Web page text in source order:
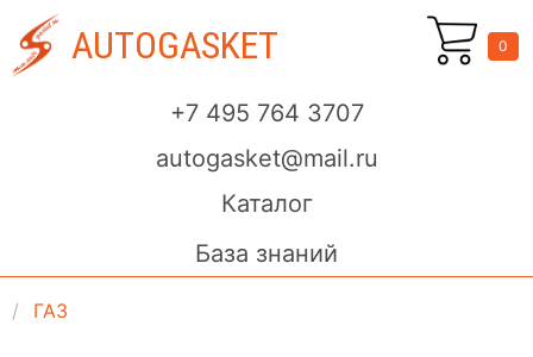
AUTOGASKET
+7 495 764 3707
autogasket@mail.ru
Каталог
База знаний
0
ГАЗ